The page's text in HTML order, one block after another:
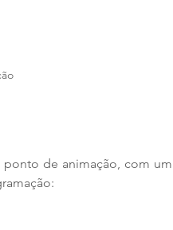
de animação, com